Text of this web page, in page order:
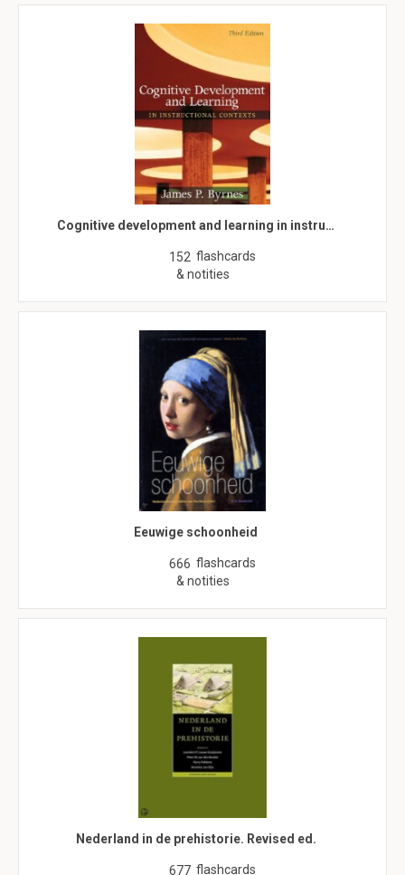
Cognitive development and learning in instru…
152 flashcards
& notities
Eeuwige schoonheid
666 flashcards
& notities
Nederland in de prehistorie. Revised ed.
677 flashcards